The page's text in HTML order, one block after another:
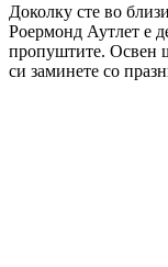
Доколку сте во
Роермонд Аутлет е
пропуштите. Освен
си заминете со